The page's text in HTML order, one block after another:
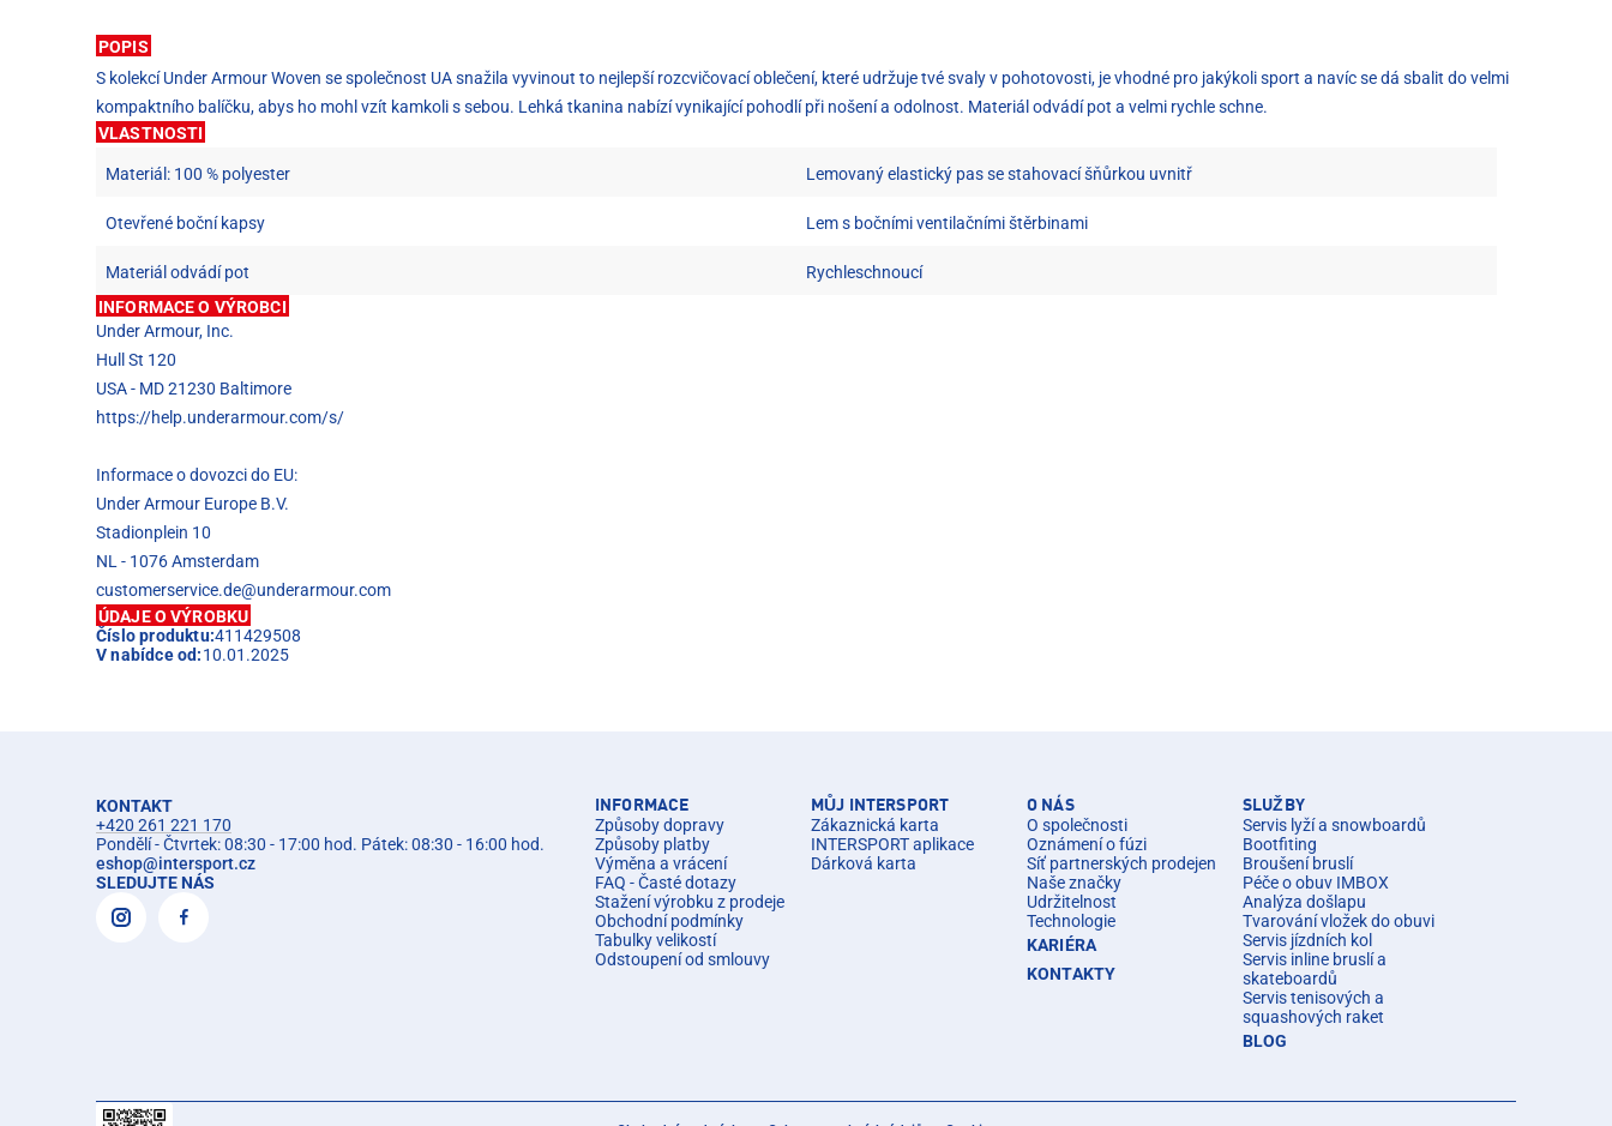
POPIS
S kolekcí Under Armour Woven se společnost UA snažila vyvinout to nejlepší rozcvičovací oblečení, které udržuje tvé svaly v pohotovosti, je vhodné pro jakýkoli sport a navíc se dá sbalit do velmi
kompaktního balíčku, abys ho mohl vzít kamkoli s sebou. Lehká tkanina nabízí vynikající pohodlí při nošení a odolnost. Materiál odvádí pot a velmi rychle schne.
VLASTNOSTI
Materiál: 100 % polyester Lemovaný elastický pas se stahovací šňůrkou uvnitř
Otevřené boční kapsy Lem s bočními ventilačními štěrbinami
Materiál odvádí pot
Rychleschnoucí
INFORMACE O VÝROBCI
Under Armour, Inc.
Hull St 120
USA - MD 21230 Baltimore
https://help.underarmour.com/s/
Informace o dovozci do EU:
Under Armour Europe B.V.
Stadionplein 10
NL - 1076 Amsterdam
customerservice.de@underarmour.com
ÚDAJE O VÝROBKU
Číslo produktu:411429508
V nabídce od:10.01.2025
KONTAKT
+420 261 221 170
Pondělí - Čtvrtek: 08:30 - 17:00 hod. Pátek: 08:30 - 16:00 hod.
eshop@intersport.cz
SLEDUJTE NÁS
INFORMACE
Způsoby dopravy
Způsoby platby
Výměna a vrácení
FAQ - Časté dotazy
Stažení výrobku z prodeje
Obchodní podmínky
Tabulky velikostí
Odstoupení od smlouvy
MŮJ INTERSPORT
Zákaznická karta
INTERSPORT aplikace
Dárková karta
O NÁS
O společnosti
Oznámení o fúzi
Síť partnerských prodejen
Naše značky
Udržitelnost
Technologie
KARIÉRA
KONTAKTY
SLUŽBY
Servis lyží a snowboardů
Bootfiting
Broušení bruslí
Péče o obuv IMBOX
Analýza došlapu
Tvarování vložek do obuvi
Servis jízdních kol
Servis inline bruslí a
skateboardů
Servis tenisových a
squashových raket
BLOG